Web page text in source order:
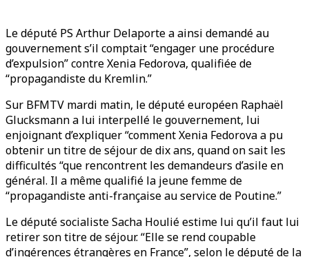
Le député PS Arthur Delaporte a ainsi demandé au
gouvernement s’il comptait “engager une procédure
d’expulsion” contre Xenia Fedorova, qualifiée de
“propagandiste du Kremlin.”
Sur BFMTV mardi matin, le député européen Raphaël
Glucksmann a lui interpellé le gouvernement, lui
enjoignant d’expliquer “comment Xenia Fedorova a pu
obtenir un titre de séjour de dix ans, quand on sait les
difficultés “que rencontrent les demandeurs d’asile en
général. Il a même qualifié la jeune femme de
“propagandiste anti-française au service de Poutine.”
Le député socialiste Sacha Houlié estime lui qu’il faut lui
retirer son titre de séjour. “Elle se rend coupable
d’ingérences étrangères en France”, selon le député de la